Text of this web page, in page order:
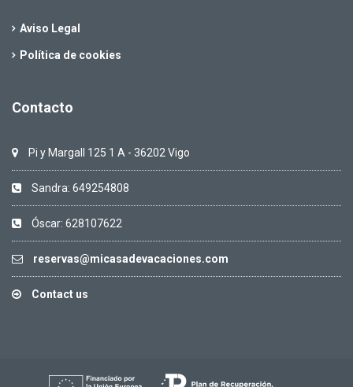
Aviso Legal
Política de cookies
Contacto
Pi y Margall 125 1 A - 36202 Vigo
Sandra: 649254808
Óscar: 628107622
reservas@micasadevacaciones.com
Contact us